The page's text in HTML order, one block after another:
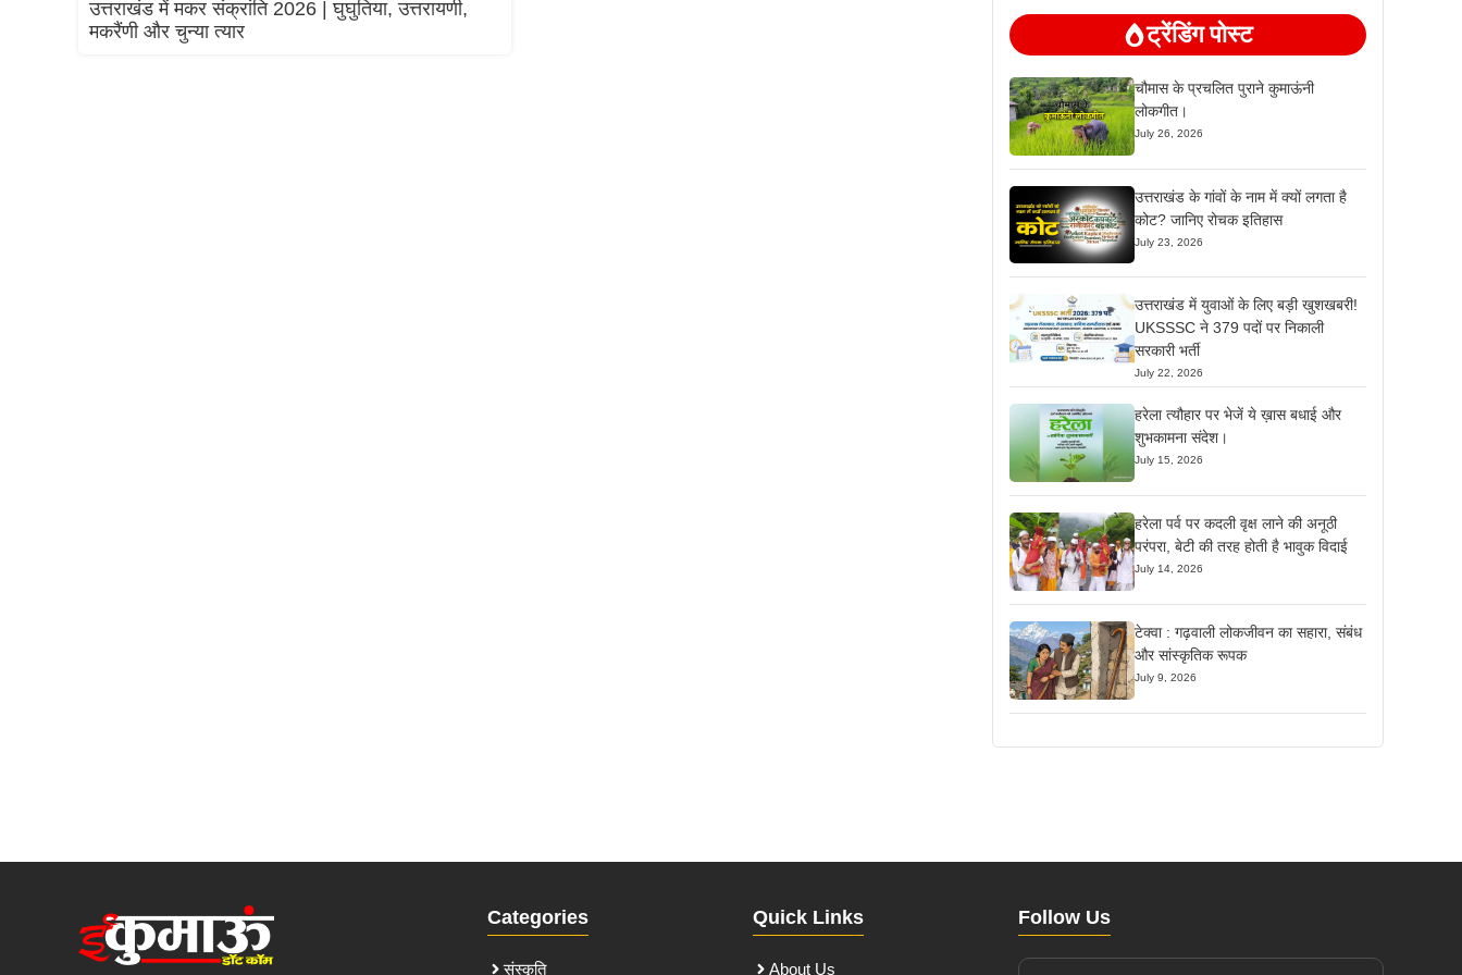
उत्तराखंड में मकर संक्रांति 2026 | घुघुतिया, उत्तरायणी,
मकरैंणी और चुन्या त्यार
ट्रेंडिंग पोस्ट
चौमास के प्रचलित पुराने कुमाऊंनी
लोकगीत।
July 26, 2026
उत्तराखंड के गांवों के नाम में क्यों लगता है
कोट? जानिए रोचक इतिहास
July 23, 2026
उत्तराखंड में युवाओं के लिए बड़ी खुशखबरी!
UKSSSC ने 379 पदों पर निकाली
सरकारी भर्ती
July 22, 2026
हरेला त्यौहार पर भेजें ये ख़ास बधाई और
शुभकामना संदेश।
July 15, 2026
हरेला पर्व पर कदली वृक्ष लाने की अनूठी
परंपरा, बेटी की तरह होती है भावुक विदाई
July 14, 2026
टेक्वा : गढ़वाली लोकजीवन का सहारा, संबंध
और सांस्कृतिक रूपक
July 9, 2026
Categories
संस्कृति
Quick Links
About Us
Follow Us